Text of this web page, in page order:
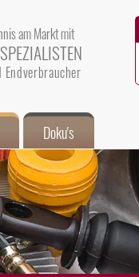
am Markt mit
Doku's